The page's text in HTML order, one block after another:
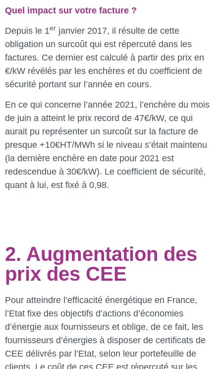
Quel impact sur votre facture ?
Depuis le 1er janvier 2017, il résulte de cette
obligation un surcoût qui est répercuté dans les
factures. Ce dernier est calculé à partir des prix en
€/kW révélés par les enchères et du coefficient de
sécurité portant sur l’année en cours.
En ce qui concerne l’année 2021, l’enchère du mois
de juin a atteint le prix record de 47€/kW, ce qui
aurait pu représenter un surcoût sur la facture de
presque +10€HT/MWh si le niveau s’était maintenu
(la dernière enchère en date pour 2021 est
redescendue à 30€/kW). Le coefficient de sécurité,
quant à lui, est fixé à 0,98.
2. Augmentation des
prix des CEE
Pour atteindre l’efficacité énergétique en France,
l’Etat fixe des objectifs d’actions d’économies
d’énergie aux fournisseurs et oblige, de ce fait, les
fournisseurs d’énergies à disposer de certificats de
CEE délivrés par l’Etat, selon leur portefeuille de
clients. Le coût de ces CEE est répercuté sur les